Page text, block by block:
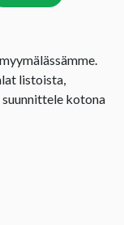
listoista,
suunnittele kotona